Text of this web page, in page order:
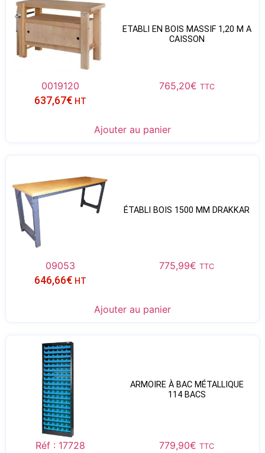
ETABLI EN BOIS MASSIF 1,20 M A
CAISSON
0019120 765,20€ TTC
637,67€ HT
Ajouter au panier
ÉTABLI BOIS 1500 MM DRAKKAR
09053 775,99€ TTC
646,66€ HT
Ajouter au panier
ARMOIRE À BAC MÉTALLIQUE
114 BACS
Réf : 17728 779,90€ TTC